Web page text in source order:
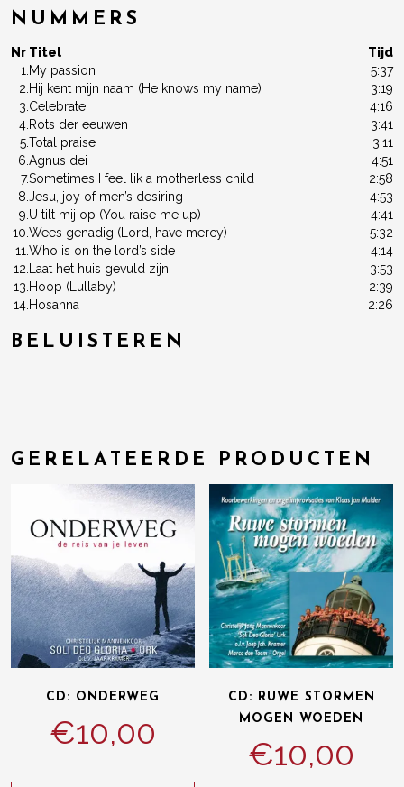
NUMMERS
Nr Titel
Tijd
1. My passion
5:37
2. Hij kent mijn naam (He knows my name)
3:19
3. Celebrate
4:16
4. Rots der eeuwen
3:41
5.Total praise
3:11
6. Agnus dei
4:51
7.Sometimes I feel lik a motherless child
2:58
8. Jesu, joy of men’s desiring
4:53
9. U tilt mij op (You raise me up)
4:41
10. Wees genadig (Lord, have mercy)
5:32
11. Who is on the lord’s side
4:14
12.
Laat het huis gevuld zijn
3:53
13. Hoop (Lullaby)
2:39
14. Hosanna 2:26
BELUISTEREN
GERELATEERDE PRODUCTEN
CD: ONDERWEG
€10,00
CD: RUWE STORMEN
MOGEN WOEDEN
€10,00